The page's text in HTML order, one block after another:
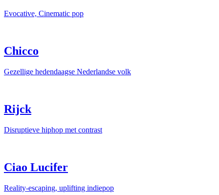
Evocative, Cinematic pop
Chicco
Gezellige hedendaagse Nederlandse volk
Rijck
Disruptieve hiphop met contrast
Ciao Lucifer
Reality-escaping, uplifting indiepop